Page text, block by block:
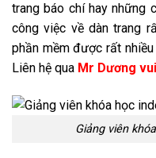
trang báo chí hay những
công việc về dàn trang
phần mềm được rất
Liên hệ qua Mr Dương
Giảng viên